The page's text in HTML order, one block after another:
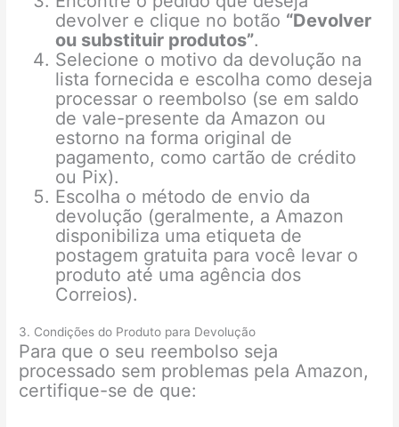
devolver e clique no botão “Devolver
ou substituir produtos”.
Selecione o motivo da devolução na
lista fornecida e escolha como deseja
processar o reembolso (se em saldo
de vale-presente da Amazon ou
estorno na forma original de
pagamento, como cartão de crédito
ou Pix).
Escolha o método de envio da
devolução (geralmente, a Amazon
disponibiliza uma etiqueta de
postagem gratuita para você levar o
produto até uma agência dos
Correios).
3. Condições do Produto para Devolução
Para que o seu reembolso seja
processado sem problemas pela Amazon,
certifique-se de que: